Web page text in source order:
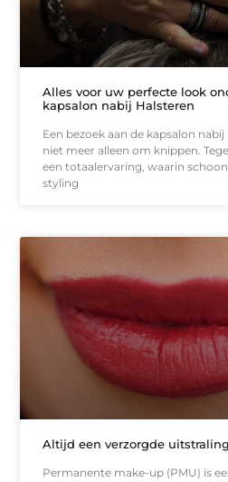
Alles voor uw perfecte look
kapsalon nabij Halsteren
Een bezoek aan de kapsalon
niet meer alleen om knippen.
een totaalervaring, waarin
styling
Altijd een verzorgde
Permanente make-up (PMU) is